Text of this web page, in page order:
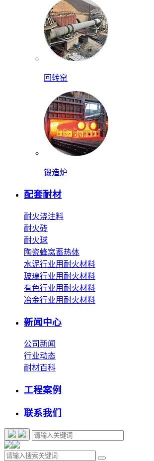
回转窑
锻造炉
配套耐材
耐火浇注料
耐火砖
耐火球
陶瓷蜂窝蓄热体
水泥行业用耐火材料
玻璃行业用耐火材料
有色行业用耐火材料
冶金行业用耐火材料
新闻中心
公司新闻
行业动态
耐材百科
工程案例
联系我们